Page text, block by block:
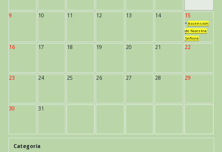
9 10 11 12 13 14 15
* Ascensión
de Nuestra
Señora
16 17 18 19 20 21 22
23 24 25 26 27 28 29
30 31
Categoría